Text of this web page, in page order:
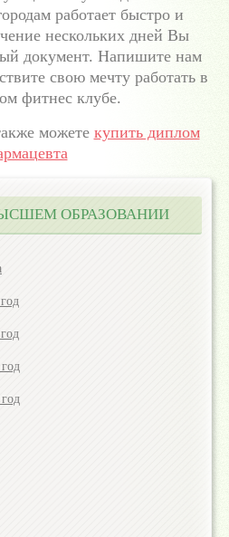
работает быстро и
нескольких дней Вы
документ. Напишите нам
свою мечту работать в
фитнес клубе.
можете купить диплом
ОБРАЗОВАНИИ